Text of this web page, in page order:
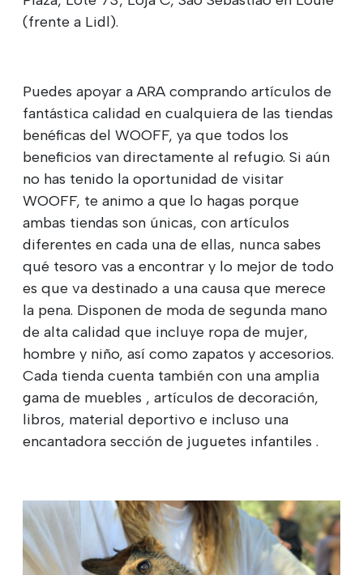
(frente a Lidl).
Puedes apoyar a ARA comprando artículos de
fantástica calidad en cualquiera de las tiendas
benéficas del WOOFF, ya que todos los
beneficios van directamente al refugio. Si aún
no has tenido la oportunidad de visitar
WOOFF, te animo a que lo hagas porque
ambas tiendas son únicas, con artículos
diferentes en cada una de ellas, nunca sabes
qué tesoro vas a encontrar y lo mejor de todo
es que va destinado a una causa que merece
la pena. Disponen de moda de segunda mano
de alta calidad que incluye ropa de mujer,
hombre y niño, así como zapatos y accesorios.
Cada tienda cuenta también con una amplia
gama de muebles , artículos de decoración,
libros, material deportivo e incluso una
encantadora sección de juguetes infantiles .